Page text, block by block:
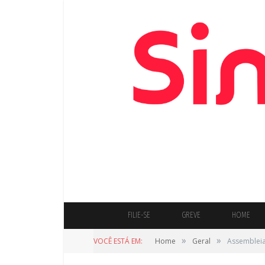
FILIE-SE GREVE HOME
VOCÊ ESTÁ EM: Home » Geral »